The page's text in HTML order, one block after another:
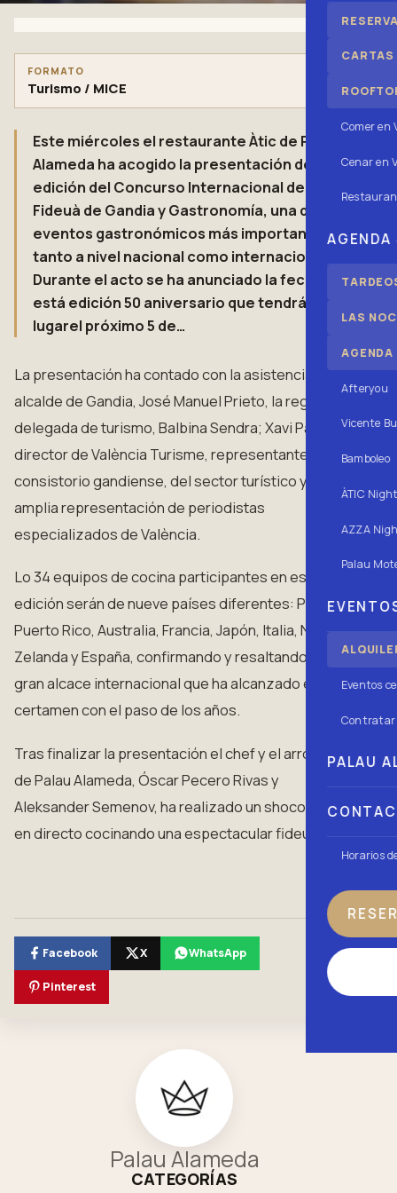
CARTAS
Comer en
Cenar en
AGENDA
LAS
Afteryou
Vicente
Bamboleo
ÀTIC
AZZA
Palau
Eventos
Contratar
PALAU
Horarios
FORMATO
Turismo / MICE
Este miércoles el restaurante Àtic de Palau
Alameda ha acogido la presentación de la 50ª
edición del Concurso Internacional de
Fideuà de Gandia y Gastronomía, una de los
eventos gastronómicos más importantes
tanto a nivel nacional como internacional.
Durante el acto se ha anunciado la fecha de
está edición 50 aniversario que tendrá
lugarel próximo 5 de…
La presentación ha contado con la asistencia del el
alcalde de Gandia, José Manuel Prieto, la regidora
delegada de turismo, Balbina Sendra; Xavi Pascual,
director de València Turisme, representantes del
consistorio gandiense, del sector turístico y una
amplia representación de periodistas
especializados de València.
Lo 34 equipos de cocina participantes en esta 50
edición serán de nueve países diferentes: Perú,
Puerto Rico, Australia, Francia, Japón, Italia, Nueva
Zelanda y España, confirmando y resaltando el
gran alcace internacional que ha alcanzado este
certamen con el paso de los años.
Tras finalizar la presentación el chef y el arrocero
de Palau Alameda, Óscar Pecero Rivas y
Aleksander Semenov, ha realizado un shocooking
en directo cocinando una espectacular fideuá.
Facebook X WhatsApp
Pinterest
Palau Alameda
CATEGORÍAS